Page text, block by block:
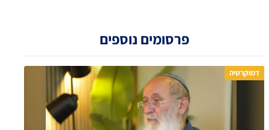
פרסומים נוספים
דמוקרטיה